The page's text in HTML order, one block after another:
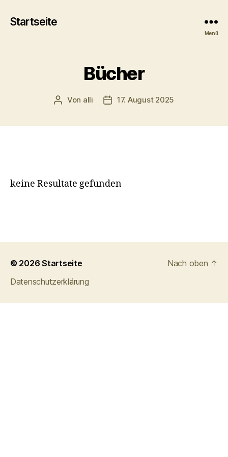
Startseite
Menü
Bücher
Beitragsautor
Von alli Veröffentlichungsdatum
17. August 2025
keine Resultate gefunden
© 2026Startseite
Datenschutzerklärung
Nach oben ↑